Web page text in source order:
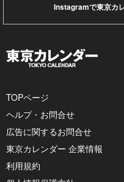
Instagramで東京カ
TOPページ
ヘルプ・お問合せ
広告に関するお問合せ
東京カレンダー 企業情報
利用規約